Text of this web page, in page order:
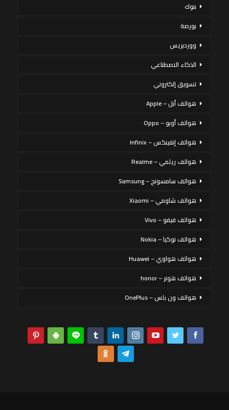
بنوك
بورصة
ووردبريس
الذكاء الاصطناعي
تسويق إلكتروني
هواتف أبل – Apple
هواتف أوبو – Oppo
هواتف إنفينكس – Infinix
هواتف ريلمي – Realme
هواتف سامسونج – Samsung
هواتف شاومي – Xiaomi
هواتف فيفو – Vivo
هواتف نوكيا – Nokia
هواتف هواوي – Huawei
هواتف هونر – honor
هواتف ون بلس – OnePlus